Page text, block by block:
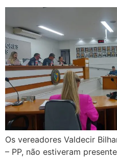
Os vereadores Valdecir
– PP, não estiveram